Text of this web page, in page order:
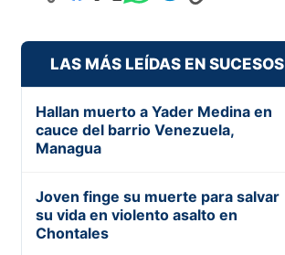
LAS MÁS LEÍDAS EN SUCESOS
Hallan muerto a Yader Medina en
cauce del barrio Venezuela,
Managua
Joven finge su muerte para salvar
su vida en violento asalto en
Chontales